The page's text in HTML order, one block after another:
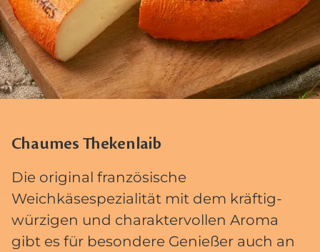
Chaumes Thekenlaib
Die original französische
Weichkäsespezialität mit dem kräftig-
würzigen und charaktervollen Aroma
gibt es für besondere Genießer auch an